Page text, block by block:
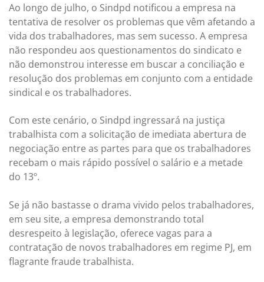
Ao longo de julho, o Sindpd notificou a empresa na
tentativa de resolver os problemas que vêm afetando a
vida dos trabalhadores, mas sem sucesso. A empresa
não respondeu aos questionamentos do sindicato e
não demonstrou interesse em buscar a conciliação e
resolução dos problemas em conjunto com a entidade
sindical e os trabalhadores.
Com este cenário, o Sindpd ingressará na justiça
trabalhista com a solicitação de imediata abertura de
negociação entre as partes para que os trabalhadores
recebam o mais rápido possível o salário e a metade
do 13º.
Se já não bastasse o drama vivido pelos trabalhadores,
em seu site, a empresa demonstrando total
desrespeito à legislação, oferece vagas para a
contratação de novos trabalhadores em regime PJ, em
flagrante fraude trabalhista.